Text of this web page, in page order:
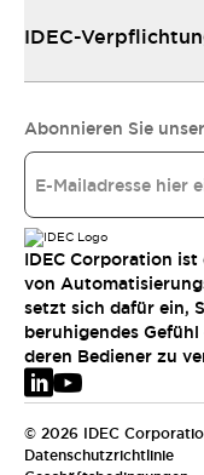
IDEC-
Abonnieren Sie
IDEC Corporation
von
setzt sich dafür ein,
beruhigendes
deren Bediener zu
© 2026 IDEC
Datenschutzrichtlinie